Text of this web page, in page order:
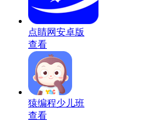
点睛网安卓版
查看
猿编程少儿班
查看